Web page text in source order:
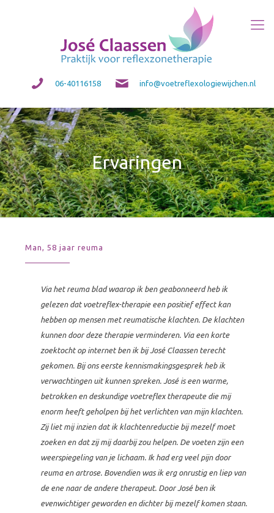
06-40116158 info@voetreflexologiewijchen.nl
Ervaringen
Man, 58 jaar reuma
Via het reuma blad waarop ik ben geabonneerd heb ik
gelezen dat voetreflex-therapie een positief effect kan
hebben op mensen met reumatische klachten. De klachten
kunnen door deze therapie verminderen. Via een korte
zoektocht op internet ben ik bij José Claassen terecht
gekomen. Bij ons eerste kennismakingsgesprek heb ik
verwachtingen uit kunnen spreken. José is een warme,
betrokken en deskundige voetreflex therapeute die mij
enorm heeft geholpen bij het verlichten van mijn klachten.
Zij liet mij inzien dat ik klachtenreductie bij mezelf moet
zoeken en dat zij mij daarbij zou helpen. De voeten zijn een
weerspiegeling van je lichaam. Ik had erg veel pijn door
reuma en artrose. Bovendien was ik erg onrustig en liep van
de ene naar de andere therapeut. Door José ben ik
evenwichtiger geworden en dichter bij mezelf komen staan.